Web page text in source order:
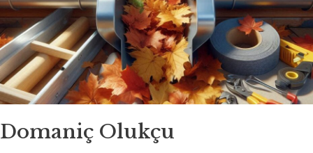
Domaniç Olukçu